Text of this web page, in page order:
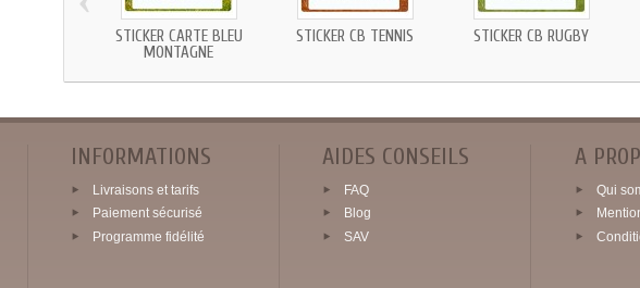
STICKER CARTE BLEU
MONTAGNE
STICKER CB TENNIS STICKER CB RUGBY
INFORMATIONS
Livraisons et tarifs
Paiement sécurisé
Programme fidélité
AIDES CONSEILS
FAQ
Blog
SAV
A
Qui